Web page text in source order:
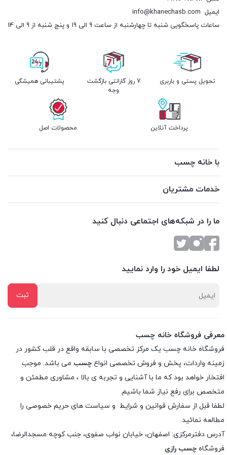
ایمیل info@khanechasb.com
ساعات پاسخگویی شنبه تا چهارشنبه از ساعت 9 الی 19 و پنج شنبه از 9 الی 14
تحویل پستی و باربری
7 روز گارانتی بازگشت
وجه
پشتیبانی همیشگی
پرداخت آنلاین محصولات اصل
با خانه چسب
خدمات مشتریان
ما را در شبکه‌های اجتماعی دنبال کنید
لطفا ایمیل خود را وارد نمایید
معرفی فروشگاه خانه چسب
فروشگاه خانه چسب یک مرکز تخصصی با سابقه واقع در قلب کشور در
زمینه واردات، پخش و فروش تخصصی انواع چسب می باشد. موجب
افتخار خواهد بود که ما با آشنایی و تجربه ی بالا ، مشاوری مطمئن و
متخصص برای رفع نیاز شما باشیم.
لطفا قبل از سفارش قوانین و شرایط و سیاست های حریم خصوصی را
مطالعه نمائید.
آدرس دفترمرکزی: اصفهان، خیابان نواب صفوی، جنب کوچه مسجدالرضا،
فروشگاه چسب رازی